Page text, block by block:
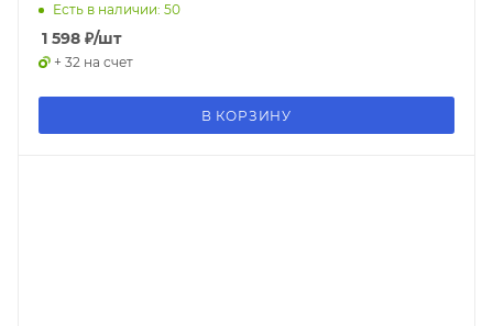
Есть в наличии: 50
1 598 ₽/шт
+ 32 на счет
В КОРЗИНУ